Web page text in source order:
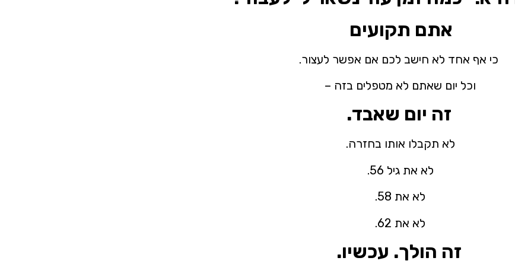
אתם תקועים
כי אף אחד לא חישב לכם אם אפשר לעצור.
וכל יום שאתם לא מטפלים בזה –
זה יום שאבד.
לא תקבלו אותו בחזרה.
לא את גיל 56.
לא את 58.
לא את 62.
זה הולך. עכשיו.